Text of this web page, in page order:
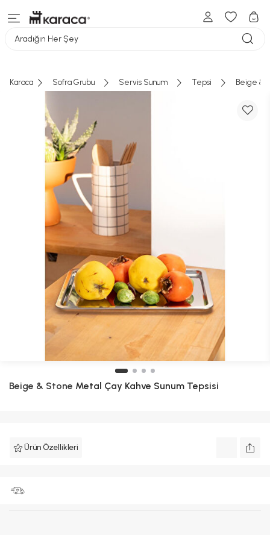
Aradığın Her Şey
Karaca Sofra Grubu Servis Sunum Tepsi Beige &
Beige & Stone Metal Çay Kahve Sunum Tepsisi
Ürün Özellikleri